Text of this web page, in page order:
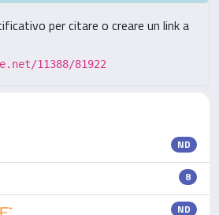
per citare o creare un link a
11388/81922
ND
8
ND